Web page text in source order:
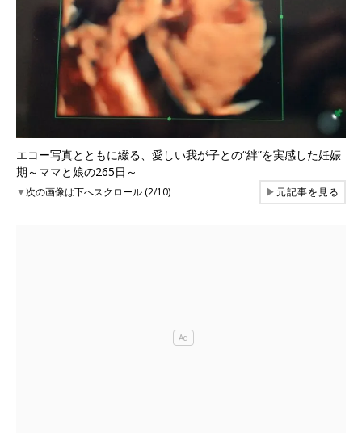
エコー写真とともに綴る、愛しい我が子との“絆”を実感した妊娠
期～ママと娘の265日～
▼次の画像は下へスクロール (2/10) ▶元記事を見る